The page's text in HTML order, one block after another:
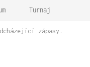
Turnaj
zápasy.